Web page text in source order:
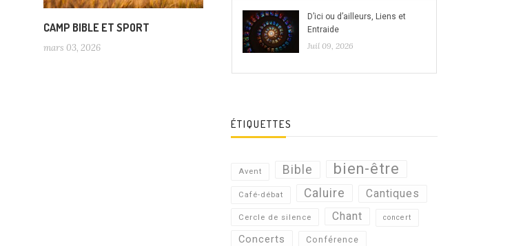
CAMP BIBLE ET SPORT
mars 03, 2026
D’ici ou d’ailleurs, Liens et
Entraide
Juil 09, 2026
ÉTIQUETTES
Avent Bible bien-être
Café-débat Caluire Cantiques
Cercle de silence Chant concert
Concerts Conférence